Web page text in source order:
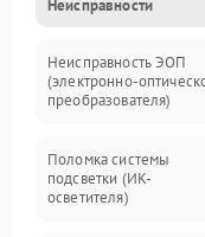
Механические
Неисправность
Оптика
Неисправности
Неисправность ЭОП
(электронно-
преобразователя)
Поломка системы
подсветки (ИК-
осветителя)